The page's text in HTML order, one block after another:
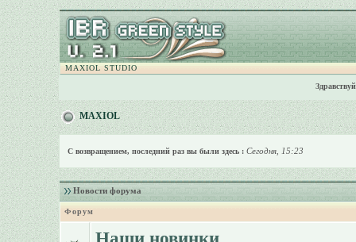
MAXIOL STUDIO
MAXIOL
С возвращением, последний раз вы были здесь : Сегодня, 15:23
Новости форума
Форум